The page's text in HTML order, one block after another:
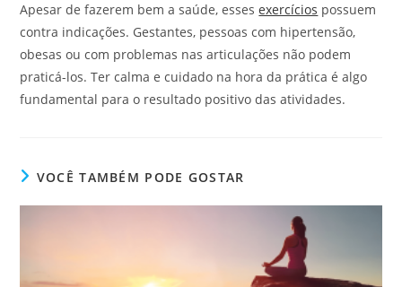
Apesar de fazerem bem a saúde, essesexercícios possuem
contra indicações. Gestantes, pessoas com hipertensão,
obesas ou com problemas nas articulações não podem
praticá-los. Ter calma e cuidado na hora da prática é algo
fundamental para o resultado positivo das atividades.
VOCÊ TAMBÉM PODE GOSTAR